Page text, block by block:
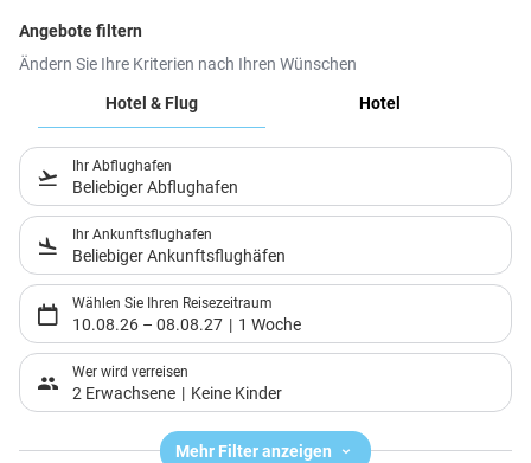
Angebote filtern
Ändern Sie Ihre Kriterien nach Ihren Wünschen
Hotel & Flug
Hotel
Ihr Abflughafen
Beliebiger Abflughafen
Ihr Ankunftsflughafen
Beliebiger Ankunftsflughäfen
Wählen Sie Ihren Reisezeitraum
10.08.26 – 08.08.27 1 Woche
Wer wird verreisen
2 Erwachsene Keine Kinder
Mehr Filter anzeigen